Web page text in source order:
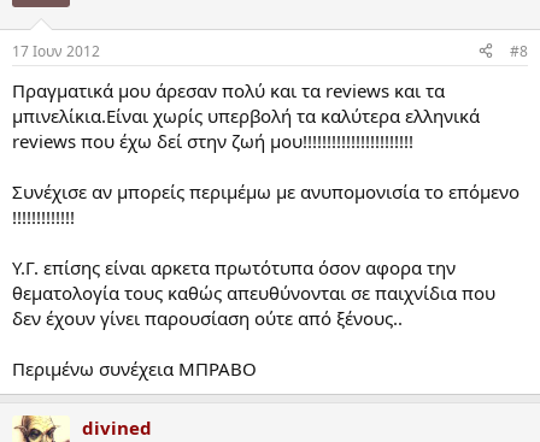
17 Ιουν 2012 #8
Πραγματικά μου άρεσαν πολύ και τα reviews και τα
μπινελίκια.Είναι χωρίς υπερβολή τα καλύτερα ελληνικά
reviews που έχω δεί στην ζωή μου!!!!!!!!!!!!!!!!!!!!!!!
Συνέχισε αν μπορείς περιμέμω με ανυπομονισία το επόμενο
!!!!!!!!!!!!!
Υ.Γ. επίσης είναι αρκετα πρωτότυπα όσον αφορα την
θεματολογία τους καθώς απευθύνονται σε παιχνίδια που
δεν έχουν γίνει παρουσίαση ούτε από ξένους..
Περιμένω συνέχεια ΜΠΡΑΒΟ
divined